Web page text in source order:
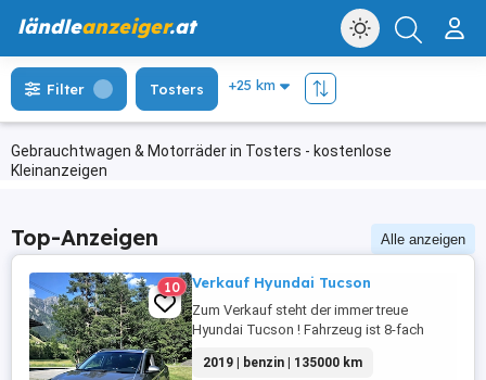
ländleanzeiger.at
Gebrauchtwagen & Motorräder in Tosters - kostenlose
Kleinanzeigen
Filter Tosters
Top-Anzeigen Alle anzeigen
10 Verkauf Hyundai Tucson
Zum Verkauf steht der immer treue
Hyundai Tucson ! Fahrzeug ist 8-fach
Preis ist VHB
2019 | benzin | 135000 km